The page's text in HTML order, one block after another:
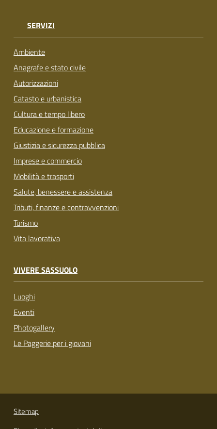
SERVIZI
Ambiente
Anagrafe e stato civile
Autorizzazioni
Catasto e urbanistica
Cultura e tempo libero
Educazione e formazione
Giustizia e sicurezza pubblica
Imprese e commercio
Mobilità e trasporti
Salute, benessere e assistenza
Tributi, finanze e contravvenzioni
Turismo
Vita lavorativa
VIVERE SASSUOLO
Luoghi
Eventi
Photogallery
Le Paggerie per i giovani
Sitemap